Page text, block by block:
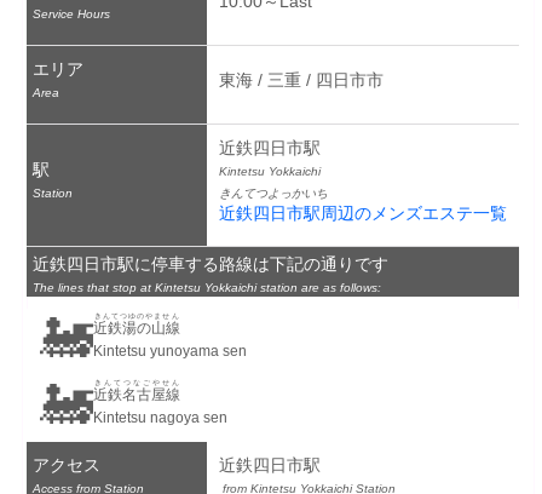
Service Hours
エリア
Area
東海 / 三重 / 四日市市
駅
Station
近鉄四日市駅
Kintetsu Yokkaichi
きんてつよっかいち
近鉄四日市駅周辺のメンズエステ一覧
近鉄四日市駅に停車する路線は下記の通りです
The lines that stop at Kintetsu Yokkaichi station are as follows:
🚂近鉄湯の山線
きんてつゆのやません
Kintetsu yunoyama sen
🚂近鉄名古屋線
きんてつなごやせん
Kintetsu nagoya sen
アクセス
Access from Station
近鉄四日市駅
from Kintetsu Yokkaichi Station